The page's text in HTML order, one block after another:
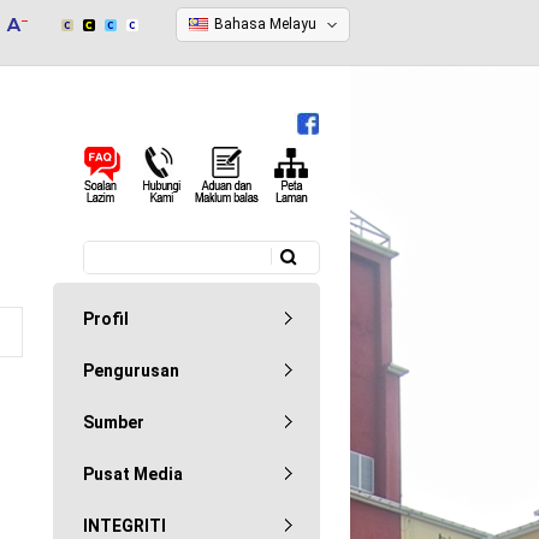
Bahasa Melayu
Borang carian
Profil
Pengurusan
Sumber
Pusat Media
INTEGRITI